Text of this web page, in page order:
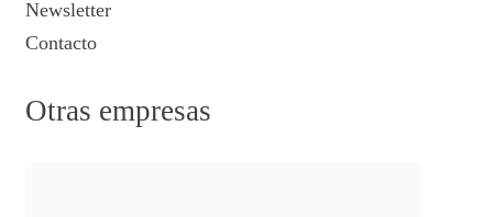
Newsletter
Contacto
Otras empresas